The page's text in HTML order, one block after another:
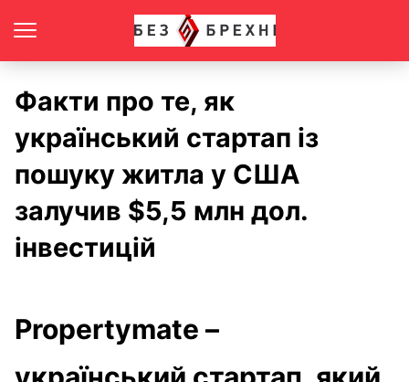
Факти про те, як
український стартап із
пошуку житла у США
залучив $5,5 млн дол.
інвестицій
Propertymate –